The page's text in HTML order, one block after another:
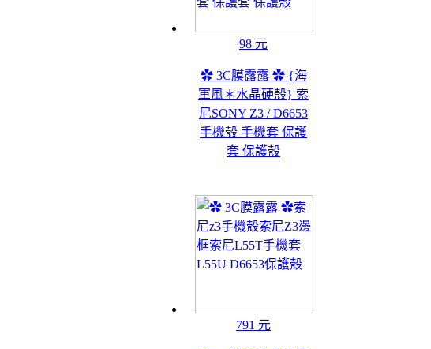
98 元
✿ 3C膜露露 ✿ {海
軍風＊水晶硬殼} 索
尼SONY Z3 / D6653
手機殼 手機套 保護
套 保護殼
791 元